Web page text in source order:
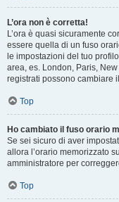
L’ora non è corretta!
L’ora è quasi sicuramente
essere quella di un fuso
le impostazioni del tuo
area, es. London, Paris,
registrati possono cambiare
Top
Ho cambiato il fuso orario
Se sei sicuro di aver
allora l’orario memorizzato
amministratore per
Top